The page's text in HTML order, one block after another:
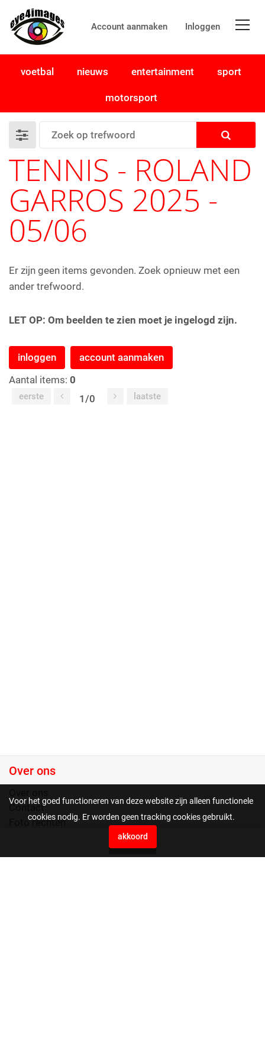
Account aanmaken Inloggen
0
voetbal nieuws entertainment sport
motorsport
TENNIS - ROLAND
GARROS 2025 -
05/06
Er zijn geen items gevonden. Zoek opnieuw met een
ander trefwoord.
LET OP: Om beelden te zien moet je ingelogd zijn.
inloggen
account aanmaken
Aantal items: 0
eerste 1/0 laatste
Over ons
Contact
Foto rechten
Voor het goed functioneren van deze website zijn alleen functionele
cookies nodig. Er worden geen tracking cookies gebruikt.
akkoord